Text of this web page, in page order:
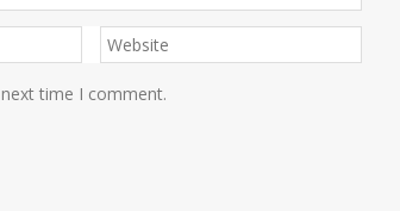
time I comment.